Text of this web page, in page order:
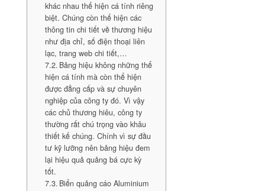
khác nhau thể hiện cá tính riêng
biệt. Chúng còn thể hiện các
thông tin chi tiết về thương hiệu
như địa chỉ, số điện thoại liên
lạc, trang web chi tiết,…
Bảng hiệu không những thể
hiện cá tính mà còn thể hiện
được đẳng cấp và sự chuyên
nghiệp của công ty đó. Vì vậy
các chủ thương hiêu, công ty
thường rất chú trọng vào khâu
thiết kế chúng. Chính vì sự đầu
tư kỹ lưỡng nên bảng hiệu đem
lại hiệu quả quảng bá cực kỳ
tốt.
Biển quảng cáo Aluminium